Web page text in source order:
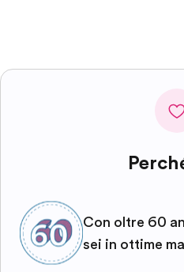
Con oltre 60
sei in ottime